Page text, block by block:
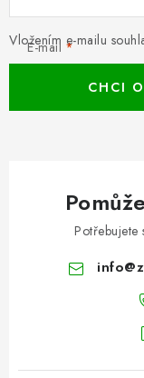
E-mail
Vložením e-mailu
CHCI
Potřebujete
info@